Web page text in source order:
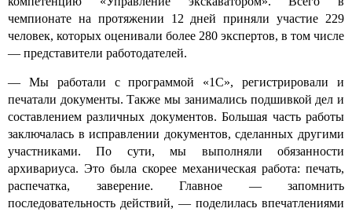
чемпионате на протяжении 12 дней приняли участие 229
человек, которых оценивали более 280 экспертов, в том числе
— представители работодателей.
— Мы работали с программой «1С», регистрировали и
печатали документы. Также мы занимались подшивкой дел и
составлением различных документов. Большая часть работы
заключалась в исправлении документов, сделанных другими
участниками. По сути, мы выполняли обязанности
архивариуса. Это была скорее механическая работа: печать,
распечатка, заверение. Главное — запомнить
последовательность действий, — поделилась впечатлениями